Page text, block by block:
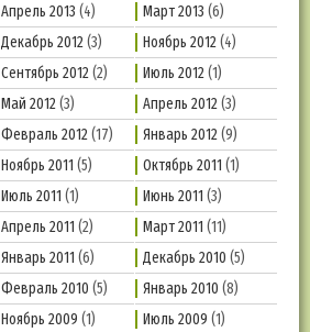
Апрель 2013 (4) Март 2013 (6)
Декабрь 2012(3) Ноябрь 2012(4)
Сентябрь 2012(2) Июль 2012(1)
Май 2012(3) Апрель 2012(3)
Февраль 2012(17) Январь 2012(9)
Ноябрь 2011 (5) Октябрь 2011 (1)
Июль 2011 (1) Июнь 2011 (3)
Апрель 2011 (2) Март 2011 (11)
Январь 2011 (6) Декабрь 2010 (5)
Февраль 2010 (5) Январь 2010 (8)
Ноябрь 2009 (1) Июль 2009 (1)